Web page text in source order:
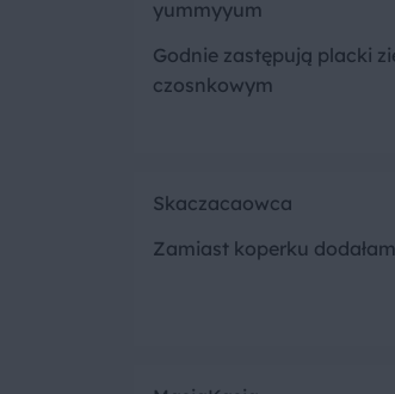
yummyyum
Godnie zastępują placki
czosnkowym
Skaczacaowca
Zamiast koperku